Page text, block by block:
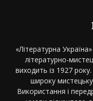
«Літературна
літературно-
виходить із 1927
широку мистецьку
Використання і